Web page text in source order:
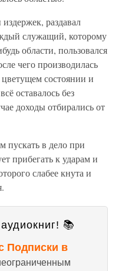
раздавал
служащий, которому
области, пользовался
чего производилась
состоянии и
оставалось без
доходы отбирались от
пускать в дело при
прибегать к ударам и
слабее кнута и
📚
Подписки в